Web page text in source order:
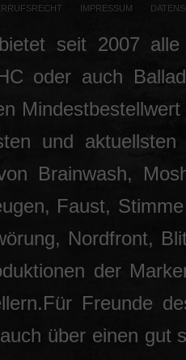
IMPRESSUM
seit 2007
oder auch
und
Brainwash,
Faust,
Nordfront,
der
Freunde
über einen gut